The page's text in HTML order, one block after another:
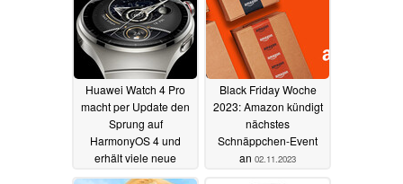
Huawei Watch 4 Pro
macht per Update den
Sprung auf
HarmonyOS 4 und
erhält viele neue
02.11.2023
Black Friday Woche
2023: Amazon kündigt
nächstes
Schnäppchen-Event
an 02.11.2023